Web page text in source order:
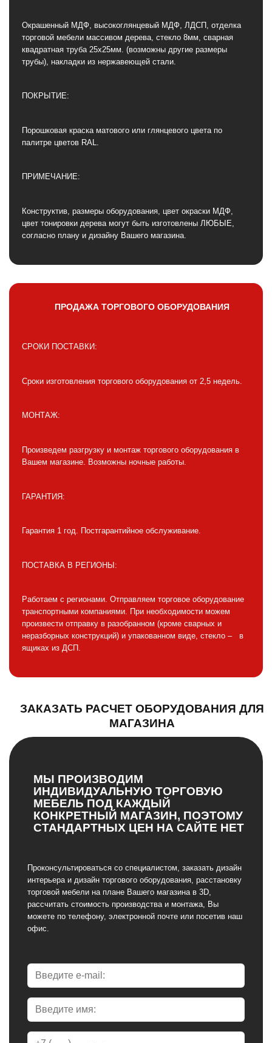
Окрашенный МДФ, высокоглянцевый МДФ, ЛДСП, отделка
торговой мебели массивом дерева, стекло 8мм, сварная
квадратная труба 25х25мм. (возможны другие размеры
трубы), накладки из нержавеющей стали.
ПОКРЫТИЕ:
Порошковая краска матового или глянцевого цвета по
палитре цветов RAL.
ПРИМЕЧАНИЕ:
Конструктив, размеры оборудования, цвет окраски МДФ,
цвет тонировки дерева могут быть изготовлены ЛЮБЫЕ,
согласно плану и дизайну Вашего магазина.
ПРОДАЖА ТОРГОВОГО ОБОРУДОВАНИЯ
СРОКИ ПОСТАВКИ:
Сроки изготовления торгового оборудования от 2,5 недель.
МОНТАЖ:
Произведем разгрузку и монтаж торгового оборудования в
Вашем магазине. Возможны ночные работы.
ГАРАНТИЯ:
Гарантия 1 год. Постгарантийное обслуживание.
ПОСТАВКА В РЕГИОНЫ:
Работаем с регионами. Отправляем торговое оборудование
транспортными компаниями. При необходимости можем
произвести отправку в разобранном (кроме сварных и
неразборных конструкций) и упакованном виде, стекло – в
ящиках из ДСП.
ЗАКАЗАТЬ РАСЧЕТ ОБОРУДОВАНИЯ ДЛЯ
МАГАЗИНА
МЫ ПРОИЗВОДИМ
ИНДИВИДУАЛЬНУЮ ТОРГОВУЮ
МЕБЕЛЬ ПОД КАЖДЫЙ
КОНКРЕТНЫЙ МАГАЗИН, ПОЭТОМУ
СТАНДАРТНЫХ ЦЕН НА САЙТЕ НЕТ
Проконсультироваться со специалистом, заказать дизайн
интерьера и дизайн торгового оборудования, расстановку
торговой мебели на плане Вашего магазина в 3D,
рассчитать стоимость производства и монтажа, Вы
можете по телефону, электронной почте или посетив наш
офис.